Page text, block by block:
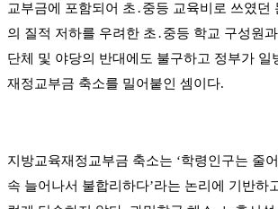
교부금에 포함되어 초․중등 교육비로 쓰였던
의 질적 저하를 우려한 초․중등 학교 구성원
단체 및 야당의 반대에도 불구하고 정부가 일
재정교부금 축소를 밀어붙인 셈이다.
지방교육재정교부금 축소는 ‘학령인구는 줄
속 늘어나서 불합리하다’라는 논리에 기반하